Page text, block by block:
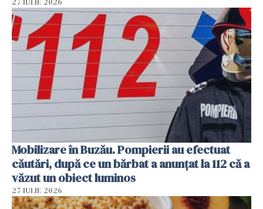
27 IULIE 2026
Mobilizare în Buzău. Pompierii au efectuat
căutări, după ce un bărbat a anunțat la 112 că a
văzut un obiect luminos
27 IULIE 2026